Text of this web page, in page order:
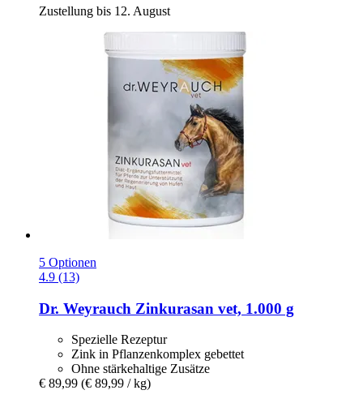
Zustellung bis 12. August
5 Optionen
4.9 (13)
Dr. Weyrauch Zinkurasan vet, 1.000 g
Spezielle Rezeptur
Zink in Pflanzenkomplex gebettet
Ohne stärkehaltige Zusätze
€ 89,99 (€ 89,99 / kg)